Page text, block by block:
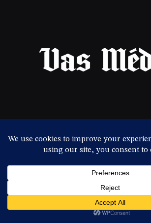
A Hír igaz, a vélemény szabad!